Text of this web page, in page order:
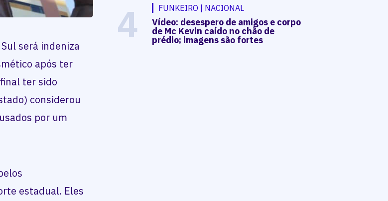
será indeniza
após ter
ter sido
considerou
por um
estadual. Eles
4 FUNKEIRO | NACIONAL
Vídeo: desespero de amigos e corpo
de Mc Kevin caído no chão de
prédio; imagens são fortes